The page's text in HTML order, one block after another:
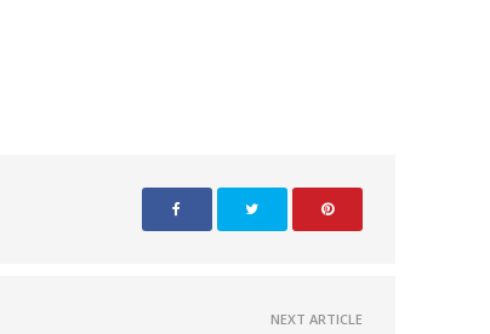
NEXT ARTICLE